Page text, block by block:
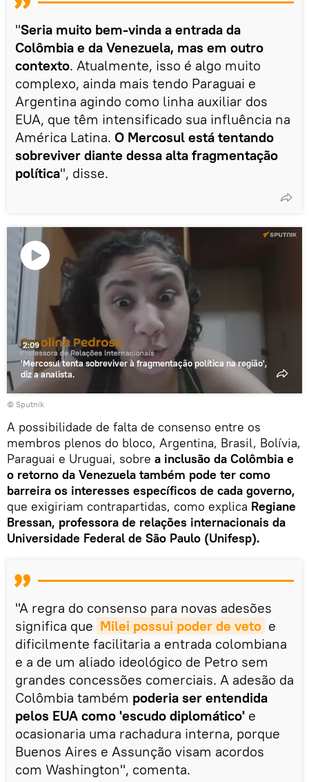
"Seria muito bem-vinda a entrada da
Colômbia e da Venezuela, mas em outro
contexto. Atualmente, isso é algo muito
complexo, ainda mais tendo Paraguai e
Argentina agindo como linha auxiliar dos
EUA, que têm intensificado sua influência na
América Latina. O Mercosul está tentando
sobreviver diante dessa alta fragmentação
política", disse.
Reproduzir
o
vídeo
'Mercosul tenta sobreviver à fragmentação política na região',
diz a analista.
2:09
© Sputnik
A possibilidade de falta de consenso entre os
membros plenos do bloco, Argentina, Brasil, Bolívia,
Paraguai e Uruguai, sobre a inclusão da Colômbia e
o retorno da Venezuela também pode ter como
barreira os interesses específicos de cada governo,
que exigiriam contrapartidas, como explica Regiane
Bressan, professora de relações internacionais da
Universidade Federal de São Paulo (Unifesp).
"A regra do consenso para novas adesões
significa que Milei possui poder de veto e
dificilmente facilitaria a entrada colombiana
e a de um aliado ideológico de Petro sem
grandes concessões comerciais. A adesão da
Colômbia também poderia ser entendida
pelos EUA como 'escudo diplomático' e
ocasionaria uma rachadura interna, porque
Buenos Aires e Assunção visam acordos
com Washington", comenta.